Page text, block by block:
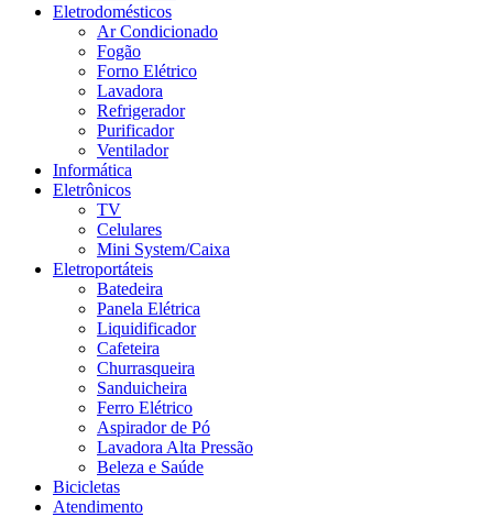
Eletrodomésticos
Ar Condicionado
Fogão
Forno Elétrico
Lavadora
Refrigerador
Purificador
Ventilador
Informática
Eletrônicos
TV
Celulares
Mini System/Caixa
Eletroportáteis
Batedeira
Panela Elétrica
Liquidificador
Cafeteira
Churrasqueira
Sanduicheira
Ferro Elétrico
Aspirador de Pó
Lavadora Alta Pressão
Beleza e Saúde
Bicicletas
Atendimento